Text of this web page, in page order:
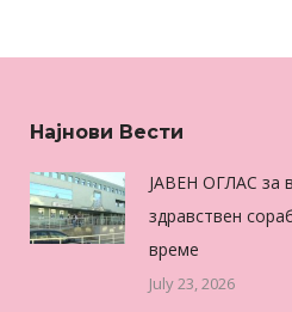
Најнови Вести
ЈАВЕН ОГЛАС за
здравствен
време
July 23, 2026